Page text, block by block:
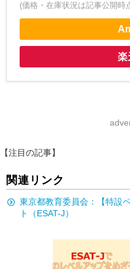
(価格・在庫状況は記事公開時
楽
【注目の記事】
関連リンク
東京都教育委員会：【特設
ト（ESAT-J）